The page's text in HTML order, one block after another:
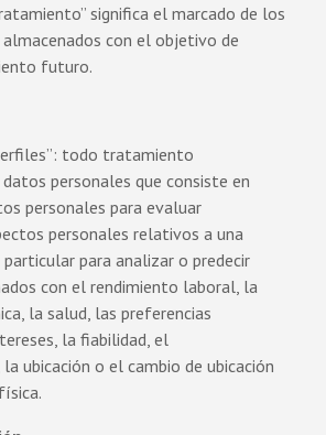
significa el marcado de los
con el objetivo de
futuro.
todo tratamiento
personales que consiste en
personales para evaluar
personales relativos a una
para analizar o predecir
con el rendimiento laboral, la
la salud, las preferencias
la fiabilidad, el
ubicación o el cambio de ubicación